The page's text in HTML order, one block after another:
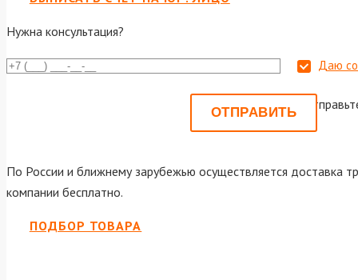
Нужна консультация?
Даю
Или
По России и ближнему зарубежью осуществляется доставка
компании бесплатно.
ПОДБОР ТОВАРА